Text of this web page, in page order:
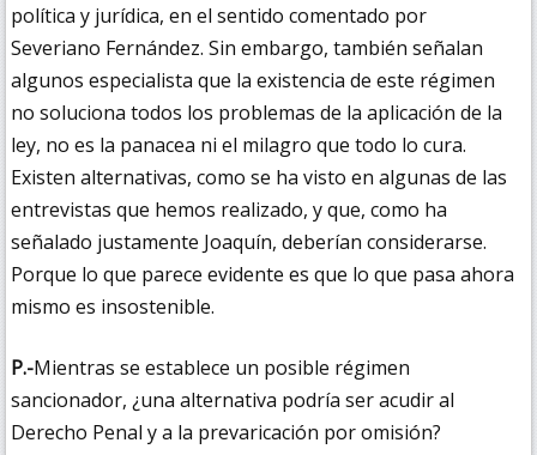
política y jurídica, en el sentido comentado por
Severiano Fernández. Sin embargo, también señalan
algunos especialista que la existencia de este régimen
no soluciona todos los problemas de la aplicación de la
ley, no es la panacea ni el milagro que todo lo cura.
Existen alternativas, como se ha visto en algunas de las
entrevistas que hemos realizado, y que, como ha
señalado justamente Joaquín, deberían considerarse.
Porque lo que parece evidente es que lo que pasa ahora
mismo es insostenible.
P.-Mientras se establece un posible régimen
sancionador, ¿una alternativa podría ser acudir al
Derecho Penal y a la prevaricación por omisión?